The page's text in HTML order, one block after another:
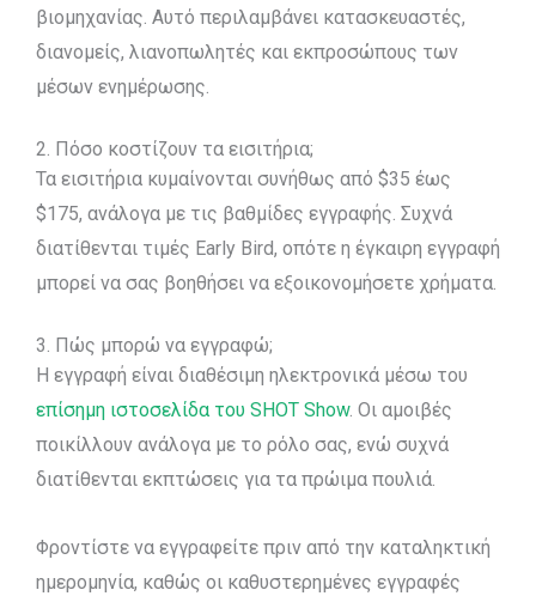
βιομηχανίας. Αυτό περιλαμβάνει κατασκευαστές,
διανομείς, λιανοπωλητές και εκπροσώπους των
μέσων ενημέρωσης.
2. Πόσο κοστίζουν τα εισιτήρια;
Τα εισιτήρια κυμαίνονται συνήθως από $35 έως
$175, ανάλογα με τις βαθμίδες εγγραφής. Συχνά
διατίθενται τιμές Early Bird, οπότε η έγκαιρη εγγραφή
μπορεί να σας βοηθήσει να εξοικονομήσετε χρήματα.
3. Πώς μπορώ να εγγραφώ;
Η εγγραφή είναι διαθέσιμη ηλεκτρονικά μέσω του
επίσημη ιστοσελίδα του SHOT Show. Οι αμοιβές
ποικίλλουν ανάλογα με το ρόλο σας, ενώ συχνά
διατίθενται εκπτώσεις για τα πρώιμα πουλιά.
Φροντίστε να εγγραφείτε πριν από την καταληκτική
ημερομηνία, καθώς οι καθυστερημένες εγγραφές